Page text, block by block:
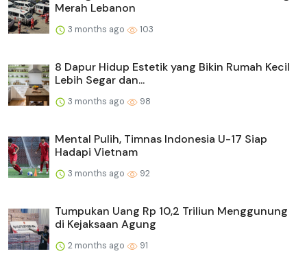
Merah Lebanon
3 months ago 103
8 Dapur Hidup Estetik yang Bikin Rumah Kecil
Lebih Segar dan...
3 months ago 98
Mental Pulih, Timnas Indonesia U-17 Siap
Hadapi Vietnam
3 months ago 92
Tumpukan Uang Rp 10,2 Triliun Menggunung
di Kejaksaan Agung
2 months ago 91